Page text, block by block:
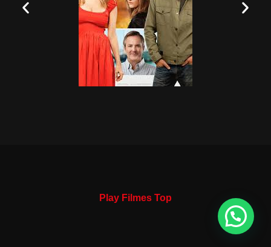
Play Filmes Top